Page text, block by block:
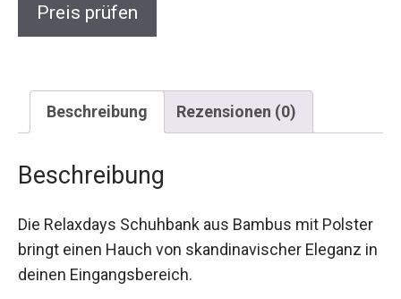
Preis prüfen
Beschreibung Rezensionen (0)
Beschreibung
Die Relaxdays Schuhbank aus Bambus mit Polster
bringt einen Hauch von skandinavischer Eleganz in
deinen Eingangsbereich.